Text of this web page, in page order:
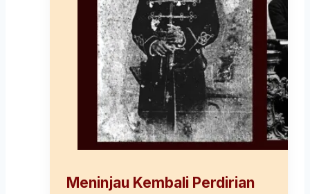
Meninjau Kembali Perdirian